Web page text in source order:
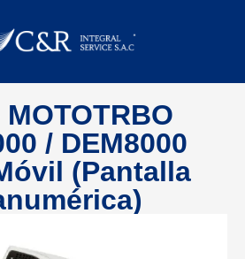
/ DEM8000
(Pantalla